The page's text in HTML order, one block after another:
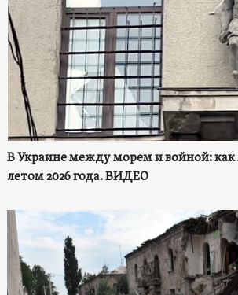
В Украине между морем и войной: как
летом 2026 года. ВИДЕО